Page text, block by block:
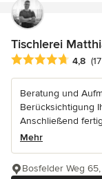
Tischlerei
Durchschnittliche
4,8
Beratung und
Berücksichtigung
Anschließend
Mehr
Bosfelder Weg